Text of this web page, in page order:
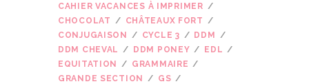
CAHIER VACANCES À IMPRIMER
CHOCOLAT
CHÂTEAUX FORT
CONJUGAISON
CYCLE 3
DDM
DDM CHEVAL
DDM PONEY
EDL
EQUITATION
GRAMMAIRE
GRANDE SECTION
GS